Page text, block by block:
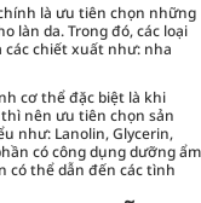
là ưu tiên chọn những
làn da. Trong đó, các loại
chiết xuất như: nha
cơ thể đặc biệt là khi
nên ưu tiên chọn sản
như: Lanolin, Glycerin,
có công dụng dưỡng ẩm
có thể dẫn đến các tình